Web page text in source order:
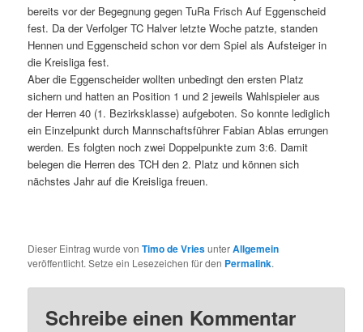
bereits vor der Begegnung gegen TuRa Frisch Auf Eggenscheid
fest. Da der Verfolger TC Halver letzte Woche patzte, standen
Hennen und Eggenscheid schon vor dem Spiel als Aufsteiger in
die Kreisliga fest.
Aber die Eggenscheider wollten unbedingt den ersten Platz
sichern und hatten an Position 1 und 2 jeweils Wahlspieler aus
der Herren 40 (1. Bezirksklasse) aufgeboten. So konnte lediglich
ein Einzelpunkt durch Mannschaftsführer Fabian Ablas errungen
werden. Es folgten noch zwei Doppelpunkte zum 3:6. Damit
belegen die Herren des TCH den 2. Platz und können sich
nächstes Jahr auf die Kreisliga freuen.
Dieser Eintrag wurde vonTimo de VriesunterAllgemein
veröffentlicht. Setze ein Lesezeichen für den Permalink.
Schreibe einen Kommentar